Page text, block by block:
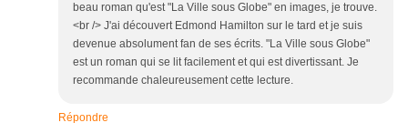
beau roman qu'est "La Ville sous Globe" en images, je trouve.
<br /> J'ai découvert Edmond Hamilton sur le tard et je suis
devenue absolument fan de ses écrits. "La Ville sous Globe"
est un roman qui se lit facilement et qui est divertissant. Je
recommande chaleureusement cette lecture.
Répondre